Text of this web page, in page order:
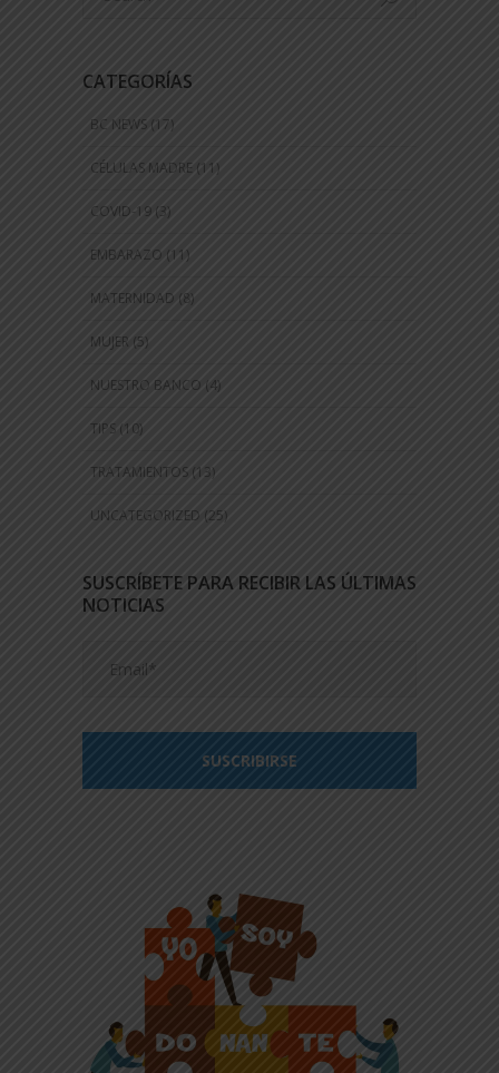
CATEGORÍAS
BC NEWS (17)
CÉLULAS MADRE (11)
COVID-19 (3)
EMBARAZO (11)
MATERNIDAD (8)
MUJER (5)
NUESTRO BANCO (4)
TIPS (10)
TRATAMIENTOS (13)
UNCATEGORIZED (25)
SUSCRÍBETE PARA RECIBIR LAS ÚLTIMAS
NOTICIAS